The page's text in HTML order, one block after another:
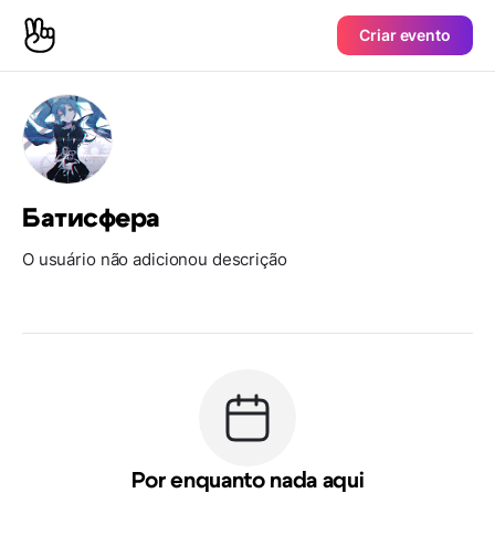
Criar evento
Батисфера
O usuário não adicionou descrição
Por enquanto nada aqui